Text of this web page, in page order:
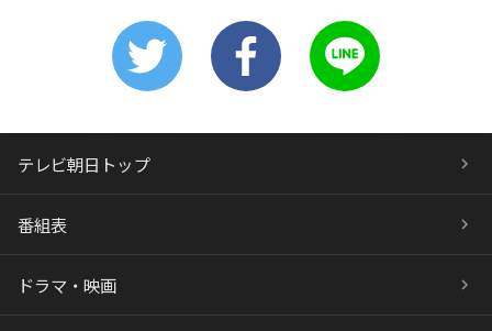
テレビ朝日トップ
番組表
ドラマ・映画